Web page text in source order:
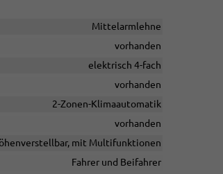
Mittelarmlehne
vorhanden
elektrisch 4-fach
vorhanden
2-Zonen-Klimaautomatik
vorhanden
mit Multifunktionen
Fahrer und Beifahrer